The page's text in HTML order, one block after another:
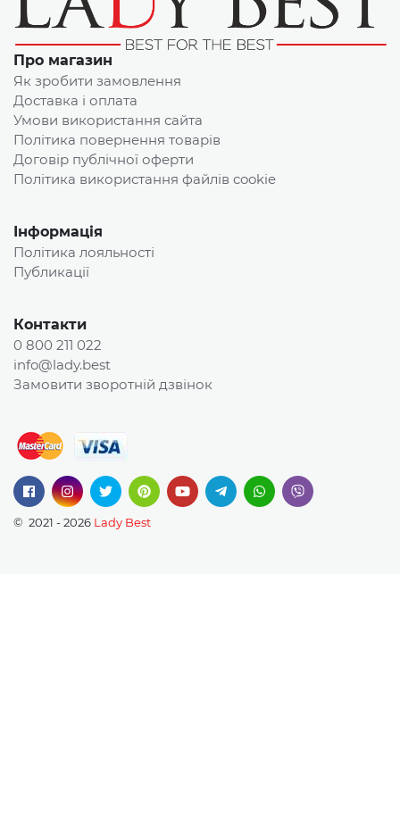
Про магазин
Як зробити замовлення
Доставка і оплата
Умови використання сайта
Політика повернення товарів
Договір публічної оферти
Політика використання файлів cookie
Інформація
Політика лояльності
Публикації
Контакти
0 800 211 022
info@lady.best
Замовити зворотній дзвінок
© 2021 - 2026 Lady Best